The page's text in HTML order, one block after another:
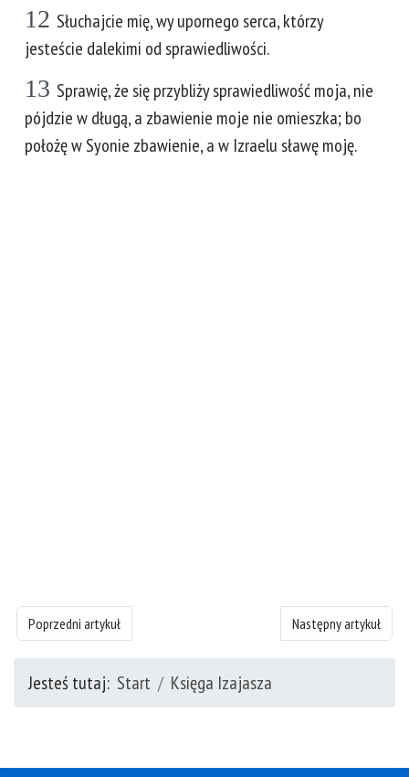
12 Słuchajcie mię, wy upornego serca, którzy
jesteście dalekimi od sprawiedliwości.
13 Sprawię, że się przybliży sprawiedliwość moja, nie
pójdzie w długą, a zbawienie moje nie omieszka; bo
położę w Syonie zbawienie, a w Izraelu sławę moję.
Poprzedni artykuł: Księgę Izajasza - rozdział 45
Poprzedni artykuł Następny artykuł:
Następny artykuł
Jesteś tutaj: Start Księga Izajasza